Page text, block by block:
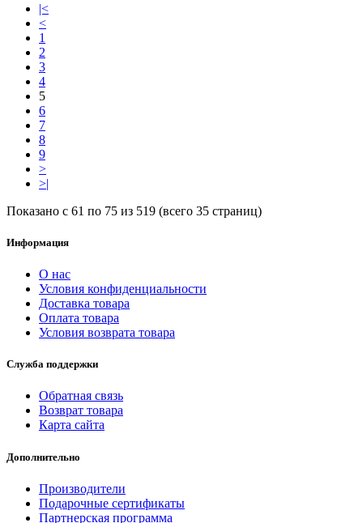
|<
<
1
2
3
4
5
6
7
8
9
>
>|
Показано с 61 по 75 из 519 (всего 35 страниц)
Информация
О нас
Условия конфиденциальности
Доставка товара
Оплата товара
Условия возврата товара
Служба поддержки
Обратная связь
Возврат товара
Карта сайта
Дополнительно
Производители
Подарочные сертификаты
Партнерская программа